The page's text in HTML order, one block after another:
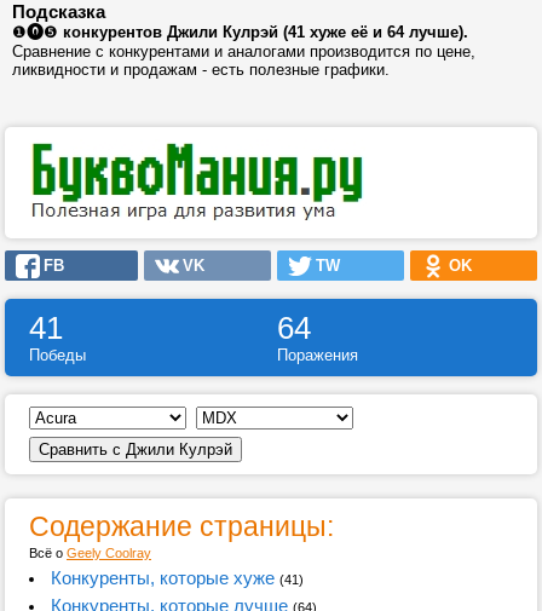
Подсказка
❶⓿❺ конкурентов Джили Кулрэй (41 хуже её и 64 лучше).
Сравнение с конкурентами и аналогами производится по цене,
ликвидности и продажам - есть полезные графики.
FB VK TW OK
41 64
Победы Поражения
Содержание страницы:
Всё о Geely Coolray
Конкуренты, которые хуже (41)
Конкуренты, которые лучше (64)